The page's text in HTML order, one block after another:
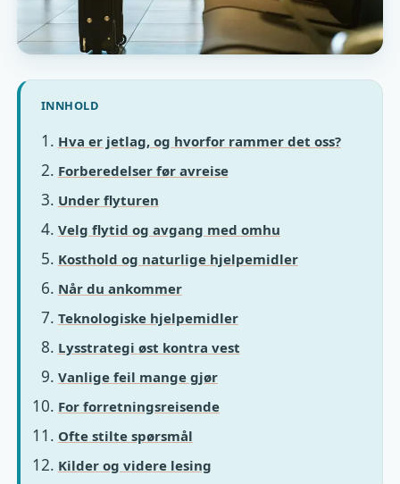
INNHOLD
Hva er jetlag, og hvorfor rammer det oss?
Forberedelser før avreise
Under flyturen
Velg flytid og avgang med omhu
Kosthold og naturlige hjelpemidler
Når du ankommer
Teknologiske hjelpemidler
Lysstrategi øst kontra vest
Vanlige feil mange gjør
For forretningsreisende
Ofte stilte spørsmål
Kilder og videre lesing